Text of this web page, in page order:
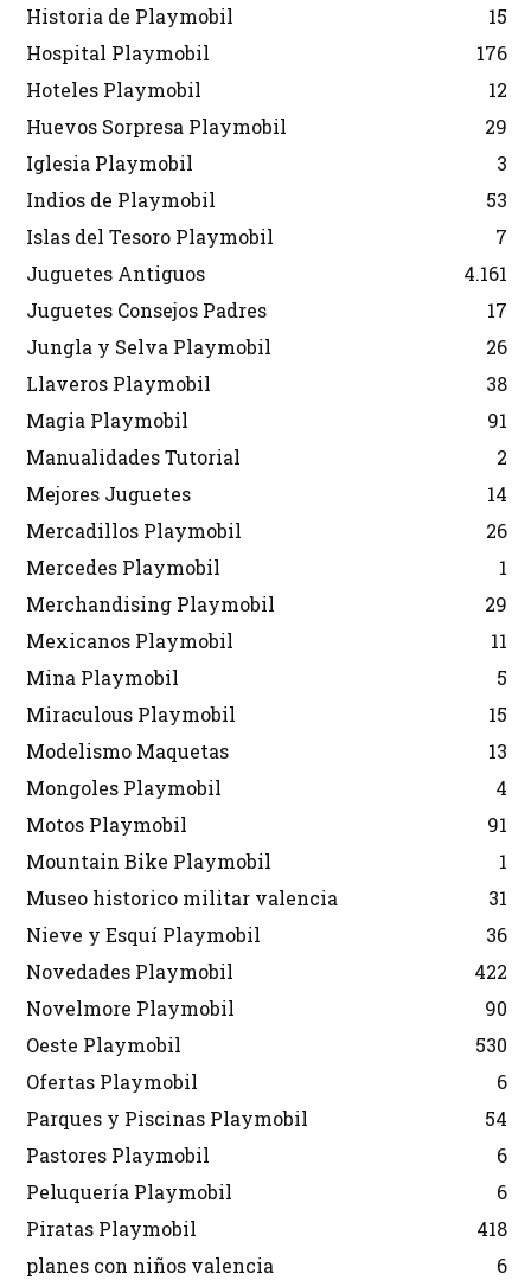
Historia de Playmobil
15
Hospital Playmobil
176
Hoteles Playmobil
12
Huevos Sorpresa Playmobil
29
Iglesia Playmobil
3
Indios de Playmobil
53
Islas del Tesoro Playmobil
7
Juguetes Antiguos
4.161
Juguetes Consejos Padres
17
Jungla y Selva Playmobil
26
Llaveros Playmobil
38
Magia Playmobil
91
Manualidades Tutorial
2
Mejores Juguetes
14
Mercadillos Playmobil
26
Mercedes Playmobil
1
Merchandising Playmobil
29
Mexicanos Playmobil
11
Mina Playmobil
5
Miraculous Playmobil
15
Modelismo Maquetas
13
Mongoles Playmobil
4
Motos Playmobil
91
Mountain Bike Playmobil
1
Museo historico militar valencia
31
Nieve y Esquí Playmobil
36
Novedades Playmobil
422
Novelmore Playmobil
90
Oeste Playmobil
530
Ofertas Playmobil
6
Parques y Piscinas Playmobil
54
Pastores Playmobil
6
Peluquería Playmobil
6
Piratas Playmobil
418
planes con niños valencia
6